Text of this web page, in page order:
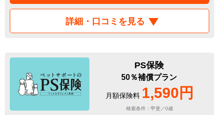
詳細・口コミを見る
PS保険
50％補償プラン
月額保険料 1,590円
検索条件：甲斐／0歳